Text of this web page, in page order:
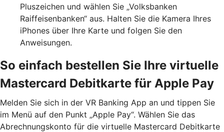
Pluszeichen und wählen Sie „Volksbanken
Raiffeisenbanken“ aus. Halten Sie die Kamera Ihres
iPhones über Ihre Karte und folgen Sie den
Anweisungen.
So einfach bestellen Sie Ihre virtuelle
Mastercard Debitkarte für Apple Pay
Melden Sie sich in der VR Banking App an und tippen Sie
im Menü auf den Punkt „Apple Pay“. Wählen Sie das
Abrechnungskonto für die virtuelle Mastercard Debitkarte